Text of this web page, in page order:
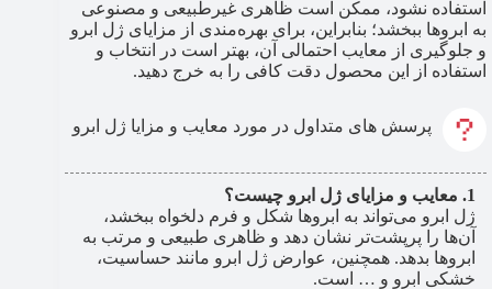
استفاده نشود، ممکن است ظاهری غیرطبیعی و مصنوعی
به ابروها ببخشد؛ بنابراین، برای بهره‌مندی از مزایای ژل ابرو
و جلوگیری از معایب احتمالی آن، بهتر است در انتخاب و
استفاده از این محصول دقت کافی را به خرج دهید.
پرسش های متداول در مورد معایب و مزایا ژل ابرو
معایب و مزایای ژل ابرو چیست؟
ژل ابرو می‌تواند به ابروها شکل و فرم دلخواه ببخشد،
آن‌ها را پرپشت‌تر نشان دهد و ظاهری طبیعی و مرتب به
ابروها بدهد. همچنین، عوارض ژل ابرو مانند حساسیت،
خشکی ابرو و … است.